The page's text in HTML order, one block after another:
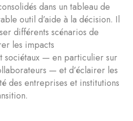
dans un tableau de
outil d’aide à la décision. Il
différents scénarios de
les impacts
sociétaux — en particulier sur
— et d’éclairer les
des entreprises et institutions